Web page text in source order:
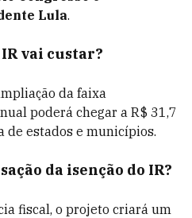
Lula.
vai custar?
da faixa
poderá chegar a R$ 31,7
de estados e municípios.
da isenção do IR?
fiscal, o projeto criará um